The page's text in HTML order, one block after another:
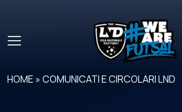
HOME »COMUNICATI E CIRCOLARI LND